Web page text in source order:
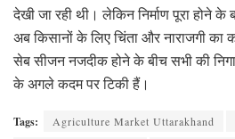
देखी जा रही थी। लेकिन निर्माण पूरा होने के
अब किसानों के लिए चिंता और नाराजगी
सेब सीजन नजदीक होने के बीच सभी की
के अगले कदम पर टिकी हैं।
Tags: Agriculture Market Uttarakhand